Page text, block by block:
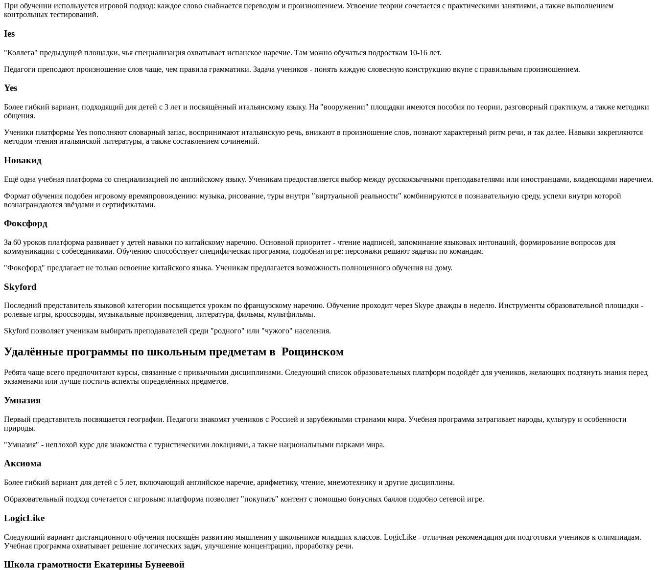
При обучении используется игровой подход: каждое слово снабжается переводом и произношением. Усвоение теории сочетается с практическими занятиями, а также выполнением
контрольных тестирований.
Ies
"Коллега" предыдущей площадки, чья специализация охватывает испанское наречие. Там можно обучаться подросткам 10-16 лет.
Педагоги преподают произношение слов чаще, чем правила грамматики. Задача учеников - понять каждую словесную конструкцию вкупе с правильным произношением.
Yes
Более гибкий вариант, подходящий для детей с 3 лет и посвящённый итальянскому языку. На "вооружении" площадки имеются пособия по теории, разговорный практикум, а также методики
общения.
Ученики платформы Yes пополняют словарный запас, воспринимают итальянскую речь, вникают в произношение слов, познают характерный ритм речи, и так далее. Навыки закрепляются
методом чтения итальянской литературы, а также составлением сочинений.
Новакид
Ещё одна учебная платформа со специализацией по английскому языку. Ученикам предоставляется выбор между русскоязычными преподавателями или иностранцами, владеющими наречием.
Формат обучения подобен игровому времяпровождению: музыка, рисование, туры внутри "виртуальной реальности" комбинируются в познавательную среду, успехи внутри которой
вознаграждаются звёздами и сертификатами.
Фоксфорд
За 60 уроков платформа развивает у детей навыки по китайскому наречию. Основной приоритет - чтение надписей, запоминание языковых интонаций, формирование вопросов для
коммуникации с собеседниками. Обучению способствует специфическая программа, подобная игре: персонажи решают задачки по командам.
"Фоксфорд" предлагает не только освоение китайского языка. Ученикам предлагается возможность полноценного обучения на дому.
Skyford
Последний представитель языковой категории посвящается урокам по французскому наречию. Обучение проходит через Skype дважды в неделю. Инструменты образовательной площадки -
ролевые игры, кроссворды, музыкальные произведения, литература, фильмы, мультфильмы.
Skyford позволяет ученикам выбирать преподавателей среди "родного" или "чужого" населения.
Удалённые программы по школьным предметам в Рощинском
Ребята чаще всего предпочитают курсы, связанные с привычными дисциплинами. Следующий список образовательных платформ подойдёт для учеников, желающих подтянуть знания перед
экзаменами или лучше постичь аспекты определённых предметов.
Умназия
Первый представитель посвящается географии. Педагоги знакомят учеников с Россией и зарубежными странами мира. Учебная программа затрагивает народы, культуру и особенности
природы.
"Умназия" - неплохой курс для знакомства с туристическими локациями, а также национальными парками мира.
Аксиома
Более гибкий вариант для детей с 5 лет, включающий английское наречие, арифметику, чтение, мнемотехнику и другие дисциплины.
Образовательный подход сочетается с игровым: платформа позволяет "покупать" контент с помощью бонусных баллов подобно сетевой игре.
LogicLike
Следующий вариант дистанционного обучения посвящён развитию мышления у школьников младших классов. LogicLike - отличная рекомендация для подготовки учеников к олимпиадам.
Учебная программа охватывает решение логических задач, улучшение концентрации, проработку речи.
Школа грамотности Екатерины Бунеевой